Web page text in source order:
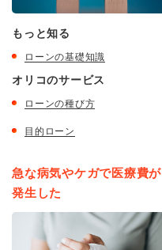
もっと知る
ローンの基礎知識
オリコのサービス
ローンの種び方
目的ローン
急な病気やケガで医療費が
発生した